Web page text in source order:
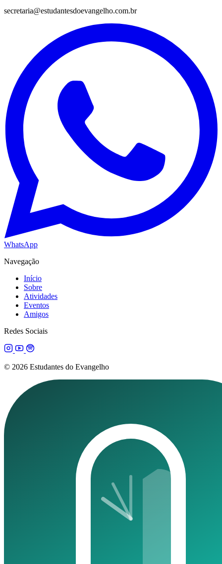
secretaria@estudantesdoevangelho.com.br
WhatsApp
Navegação
Início
Sobre
Atividades
Eventos
Amigos
Redes Sociais
© 2026 Estudantes do Evangelho